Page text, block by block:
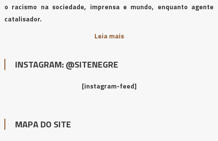
o racismo na sociedade, imprensa e mundo, enquanto agente
catalisador.
Leia mais
INSTAGRAM: @SITENEGRE
[instagram-feed]
MAPA DO SITE